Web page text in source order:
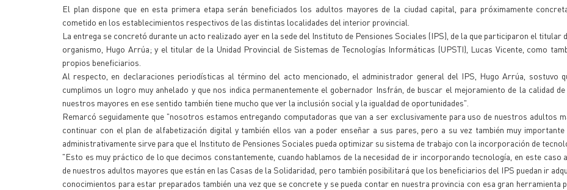
El plan dispone que en esta primera etapa serán beneficiados los adultos mayores de la ciudad capital, para próximamente
cometido en los establecimientos respectivos de las distintas localidades del interior provincial.
La entrega se concretó durante un acto realizado ayer en la sede del Instituto de Pensiones Sociales (IPS), de la que participaron el titular
organismo, Hugo Arrúa; y el titular de la Unidad Provincial de Sistemas de Tecnologías Informáticas (UPSTI), Lucas Vicente, como
propios beneficiarios.
Al respecto, en declaraciones periodísticas al término del acto mencionado, el administrador general del IPS, Hugo Arrúa, sostuvo
cumplimos un logro muy anhelado y que nos indica permanentemente el gobernador Insfrán, de buscar el mejoramiento de la calidad de
nuestros mayores en ese sentido también tiene mucho que ver la inclusión social y la igualdad de oportunidades".
Remarcó seguidamente que "nosotros estamos entregando computadoras que van a ser exclusivamente para uso de nuestros adultos
continuar con el plan de alfabetización digital y también ellos van a poder enseñar a sus pares, pero a su vez también muy importante
administrativamente sirve para que el Instituto de Pensiones Sociales pueda optimizar su sistema de trabajo con la incorporación de
"Esto es muy práctico de lo que decimos constantemente, cuando hablamos de la necesidad de ir incorporando tecnología, en este caso
de nuestros adultos mayores que están en las Casas de la Solidaridad, pero también posibilitará que los beneficiarios del IPS puedan ir
conocimientos para estar preparados también una vez que se concrete y se pueda contar en nuestra provincia con esa gran herramienta